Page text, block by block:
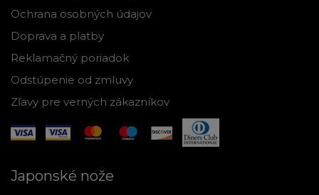
Ochrana osobných údajov
Doprava a platby
Reklamačný poriadok
Odstúpenie od zmluvy
Zľavy pre verných zákazníkov
Japonské nože